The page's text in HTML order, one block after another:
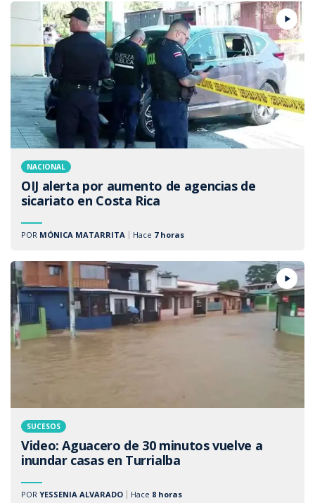
NACIONAL
OIJ alerta por aumento de agencias de
sicariato en Costa Rica
Hace 7 horas
POR MÓNICA MATARRITA
SUCESOS
Video: Aguacero de 30 minutos vuelve a
inundar casas en Turrialba
Hace 8 horas
POR YESSENIA ALVARADO